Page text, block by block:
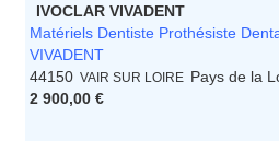
IVOCLAR VIVADENT
Matériels Dentiste Prothésiste
VIVADENT
44150 VAIR SUR LOIRE Pays de la
2 900,00 €